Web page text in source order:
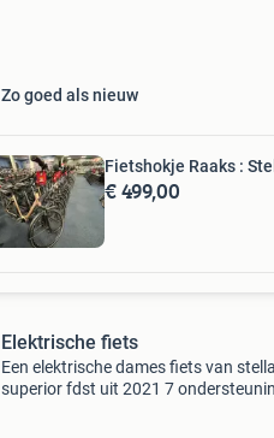
Zo goed als nieuw
Fietshokje Raaks :
€ 499,00
Elektrische fiets
Een elektrische dames fiets van
superior fdst uit 2021 7